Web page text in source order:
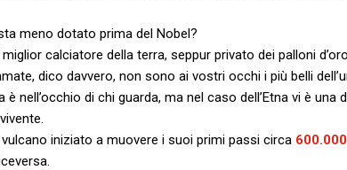
meno dotato prima del Nobel?
calciatore della terra, seppur privato dei palloni
dico davvero, non sono ai vostri occhi i più belli
è nell’occhio di chi guarda, ma nel caso dell’Etna vi è
iniziato a muovere i suoi primi passi circa